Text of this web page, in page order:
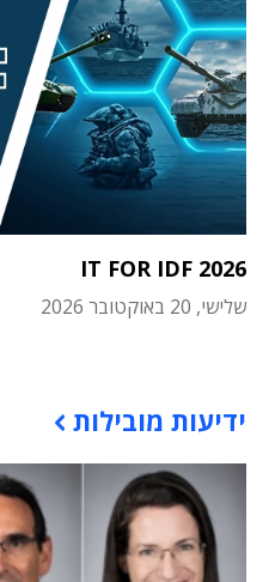
IT FOR IDF 2026
שלישי, 20 באוקטובר 2026
ידיעות מובילות